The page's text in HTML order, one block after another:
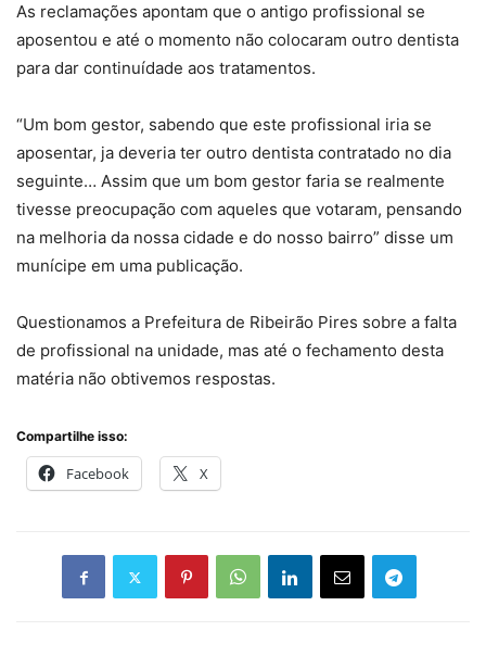
As reclamações apontam que o antigo profissional se
aposentou e até o momento não colocaram outro dentista
para dar continuídade aos tratamentos.
“Um bom gestor, sabendo que este profissional iria se
aposentar, ja deveria ter outro dentista contratado no dia
seguinte… Assim que um bom gestor faria se realmente
tivesse preocupação com aqueles que votaram, pensando
na melhoria da nossa cidade e do nosso bairro” disse um
munícipe em uma publicação.
Questionamos a Prefeitura de Ribeirão Pires sobre a falta
de profissional na unidade, mas até o fechamento desta
matéria não obtivemos respostas.
Compartilhe isso:
Facebook X